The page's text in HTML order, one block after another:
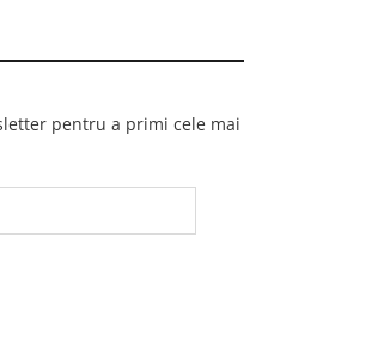
pentru a primi cele mai